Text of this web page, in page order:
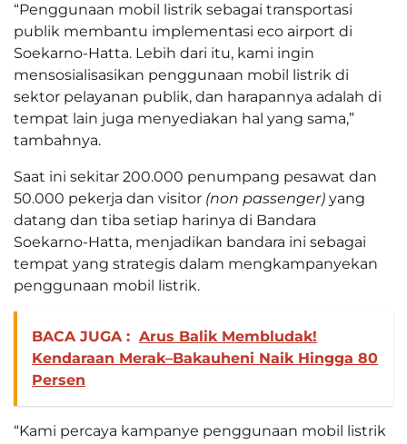
“Penggunaan mobil listrik sebagai transportasi
publik membantu implementasi eco airport di
Soekarno-Hatta. Lebih dari itu, kami ingin
mensosialisasikan penggunaan mobil listrik di
sektor pelayanan publik, dan harapannya adalah di
tempat lain juga menyediakan hal yang sama,”
tambahnya.
Saat ini sekitar 200.000 penumpang pesawat dan
50.000 pekerja dan visitor (non passenger) yang
datang dan tiba setiap harinya di Bandara
Soekarno-Hatta, menjadikan bandara ini sebagai
tempat yang strategis dalam mengkampanyekan
penggunaan mobil listrik.
BACA JUGA : Arus Balik Membludak!
Kendaraan Merak–Bakauheni Naik Hingga 80
Persen
“Kami percaya kampanye penggunaan mobil listrik